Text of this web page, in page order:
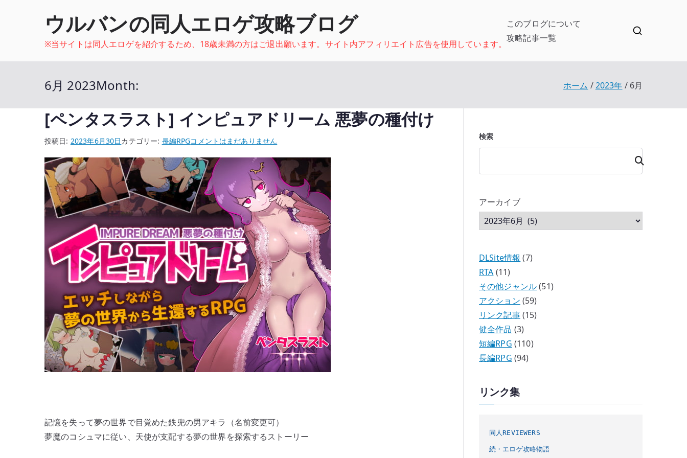
ウルバンの同人エロゲ攻略ブログ
※当サイトは同人エロゲを紹介するため、18歳未満の方はご退出願います。サイト内アフィリエイト広告を使用しています。
このブログについて
攻略記事一覧
6月 2023Month: ホーム 2023年 6月
[ペンタスラスト] インピュアドリーム 悪夢の種付け
投稿日: 2023年6月30日カテゴリー: 長編RPG[ペ
タ
ス
ラ
ス
ト]
イ
ン
ピ
ュ
ア
ド
リ
ー
悪
夢
の
へ
の
コメントはまだありません
記憶を失って夢の世界で目覚めた鉄兜の男アキラ（名前変更可）
夢魔のコシュマに従い、天使が支配する夢の世界を探索するストーリー
検索
検
索
アーカイブ
DLSite情報 (7)
RTA (11)
その他ジャンル(51)
アクション (59)
リンク記事(15)
健全作品 (3)
短編RPG (110)
長編RPG (94)
リンク集
同人REVIEWERS
続・エロゲ攻略物語